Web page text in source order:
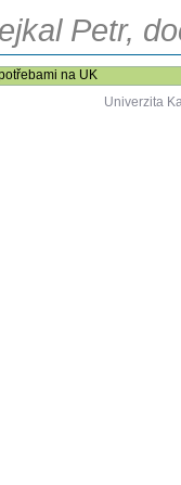
Petr,
na UK
Univerzita